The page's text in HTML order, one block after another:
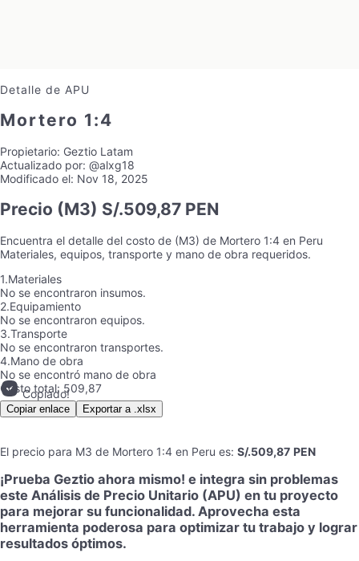
Detalle de APU
Mortero 1:4
Propietario: Geztio Latam
Actualizado por: @alxg18
Modificado el: Nov 18, 2025
Precio (M3) S/.509,87 PEN
Encuentra el detalle del costo de (M3) de Mortero 1:4 en Peru
Materiales, equipos, transporte y mano de obra requeridos.
1.Materiales
No se encontraron insumos.
2.Equipamiento
No se encontraron equipos.
3.Transporte
No se encontraron transportes.
4.Mano de obra
No se encontró mano de obra
Costo total: 509,87
Copiado!
Copiar enlace Exportar a .xlsx
El precio para M3 de Mortero 1:4 en Peru es: S/.509,87 PEN
¡Prueba Geztio ahora mismo! e integra sin problemas
este Análisis de Precio Unitario (APU) en tu proyecto
para mejorar su funcionalidad. Aprovecha esta
herramienta poderosa para optimizar tu trabajo y lograr
resultados óptimos.